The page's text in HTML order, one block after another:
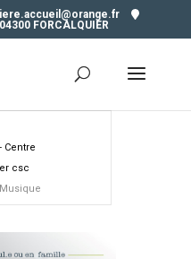
FORCALQUIER
Centre
csc
Musique